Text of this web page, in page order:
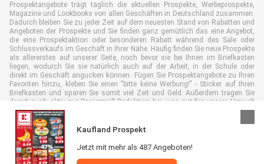
Kaufland Prospekt
Jetzt mit mehr als 487 Angeboten!
Prospektangebote trägt täglich die aktuellen Prospekte, Werbeprospekte,
Magazine und Lookbooks von allen Geschäften in Deutschland zusammen.
Dadurch bleiben Sie zu jeder Zeit auf dem neuesten Stand von Rabatten und
Angeboten der Prospekte und Sie finden ganz gemütlich das eine Angebot,
die eine Prospektaktion oder besonderen Rabatt während des Sale oder
Schlussverkaufs im Geschäft in Ihrer Nähe. Häufig finden Sie neue Prospekte
als allererstes auf unserer Seite, noch bevor sie bei Ihnen im Briefkasten
liegen, wodurch Sie sie natürlich auch auf der Arbeit, in der Schule oder
direkt im Geschäft angucken können. Fügen Sie Prospektangebote zu Ihren
Favoriten hinzu, kleben Sie einen "bitte keine Werbung!" - Sticker auf Ihren
Briefkasten und sparen Sie somit viel Zeit und Geld. Außerdem tragen Sie
damit auch aktiv zur Papiermüll Reduktion bei, was gut für unsere Umwelt
ist.